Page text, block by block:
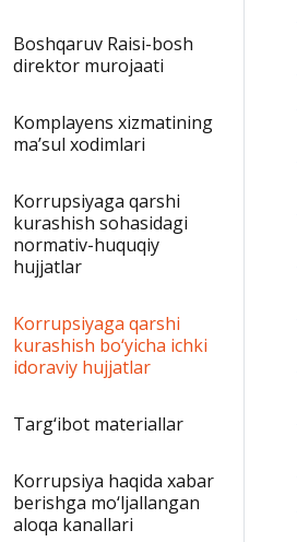
Boshqaruv Raisi-bosh
direktor murojaati
Komplayens xizmatining
maʼsul xodimlari
Korrupsiyaga qarshi
kurashish sohasidagi
normativ-huquqiy
hujjatlar
Korrupsiyaga qarshi
kurashish bo‘yicha ichki
idoraviy hujjatlar
Targ‘ibot materiallar
Korrupsiya haqida xabar
berishga mo‘ljallangan
aloqa kanallari